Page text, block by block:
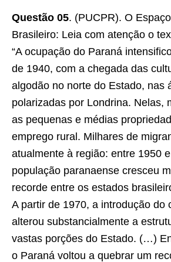
Questão 05. (PUCPR). O
Brasileiro: Leia com atenção o
“A ocupação do Paraná
de 1940, com a chegada das
algodão no norte do Estado, nas
polarizadas por Londrina. Nelas,
as pequenas e médias
emprego rural. Milhares de
atualmente à região: entre 1950
população paranaense cresceu
recorde entre os estados
A partir de 1970, a introdução do
alterou substancialmente a
vastas porções do Estado. (…)
o Paraná voltou a quebrar um